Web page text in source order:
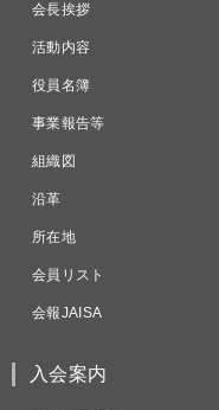
会長挨拶
活動内容
役員名簿
事業報告等
組織図
沿革
所在地
会員リスト
会報JAISA
入会案内